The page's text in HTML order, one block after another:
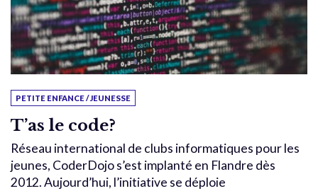
PETITE ENFANCE / JEUNESSE
T’as le code?
Réseau international de clubs informatiques pour les
jeunes, CoderDojo s’est implanté en Flandre dès
2012. Aujourd’hui, l’initiative se déploie